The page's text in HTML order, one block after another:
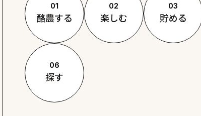
01
酪農する
02
楽しむ
03
貯める
06
探す